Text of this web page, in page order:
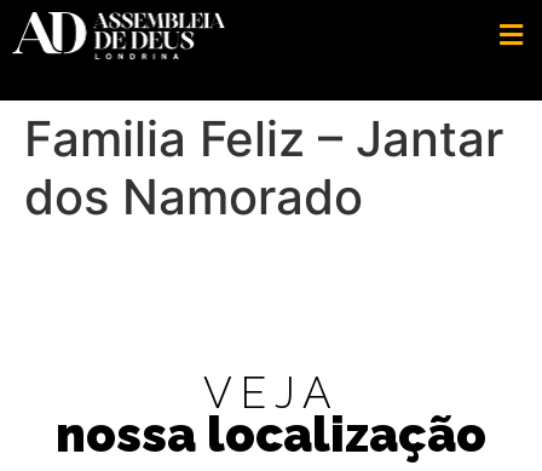
Familia Feliz – Jantar
dos Namorado
VEJA
nossa localização